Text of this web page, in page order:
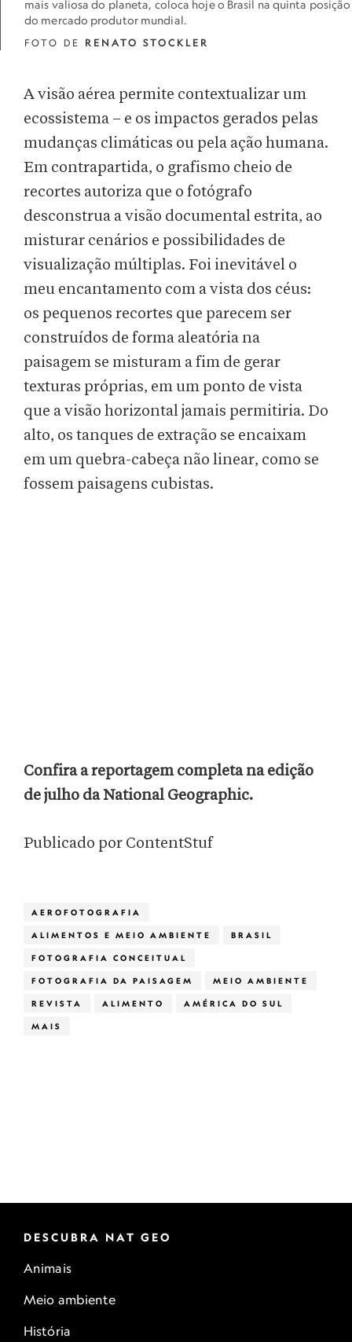
mais valiosa do planeta, coloca hoje o Brasil na quinta posição
do mercado produtor mundial.
FOTO DE RENATO STOCKLER
A visão aérea permite contextualizar um
ecossistema – e os impactos gerados pelas
mudanças climáticas ou pela ação humana.
Em contrapartida, o grafismo cheio de
recortes autoriza que o fotógrafo
desconstrua a visão documental estrita, ao
misturar cenários e possibilidades de
visualização múltiplas. Foi inevitável o
meu encantamento com a vista dos céus:
os pequenos recortes que parecem ser
construídos de forma aleatória na
paisagem se misturam a fim de gerar
texturas próprias, em um ponto de vista
que a visão horizontal jamais permitiria. Do
alto, os tanques de extração se encaixam
em um quebra-cabeça não linear, como se
fossem paisagens cubistas.
Confira a reportagem completa na edição
de julho da National Geographic.
Publicado por ContentStuf
AEROFOTOGRAFIA
ALIMENTOS E MEIO AMBIENTE BRASIL
FOTOGRAFIA CONCEITUAL
FOTOGRAFIA DA PAISAGEM MEIO AMBIENTE
REVISTA ALIMENTO AMÉRICA DO SUL
MAIS
DESCUBRA NAT GEO
Animais
Meio ambiente
História